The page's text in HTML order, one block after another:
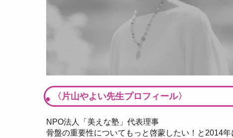
〈片山やよい先生プロフィール〉
NPO法人「美えな塾」代表理事
骨盤の重要性についてもっと啓蒙したい！と2014年